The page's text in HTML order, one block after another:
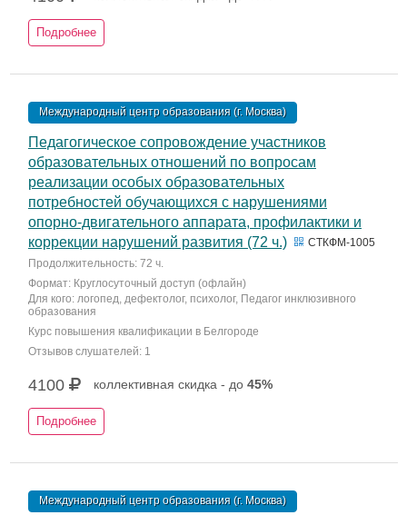
Подробнее
Международный центр образования (г. Москва)
Педагогическое сопровождение участников
образовательных отношений по вопросам
реализации особых образовательных
потребностей обучающихся с нарушениями
опорно-двигательного аппарата, профилактики и
коррекции нарушений развития (72 ч.)
СТКФМ-1005
Продолжительность: 72 ч.
Формат: Круглосуточный доступ (офлайн)
Для кого: логопед, дефектолог, психолог, Педагог инклюзивного
образования
Курс повышения квалификации в Белгороде
Отзывов слушателей: 1
4100 коллективная скидка - до 45%
Подробнее
Международный центр образования (г. Москва)